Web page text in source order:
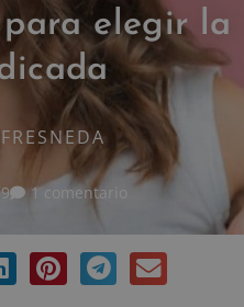
para elegir la
1 comentario